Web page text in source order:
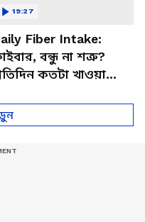
Fiber Intake:
বন্ধু না শত্রু?
কতটা খাওয়া
Tips
19:27